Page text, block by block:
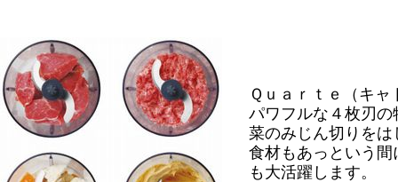
Ｑｕａｒｔｅ（キ
パワフルな４枚刃
菜のみじん切りを
食材もあっという
も大活躍します。